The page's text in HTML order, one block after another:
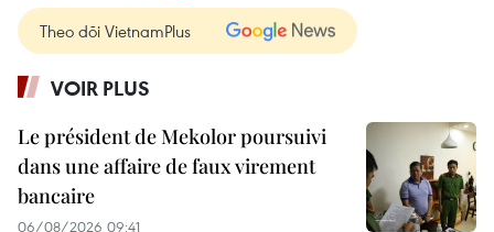
Theo dõi VietnamPlus
VOIR PLUS
Le président de Mekolor poursuivi
dans une affaire de faux virement
bancaire
06/08/2026 09:41